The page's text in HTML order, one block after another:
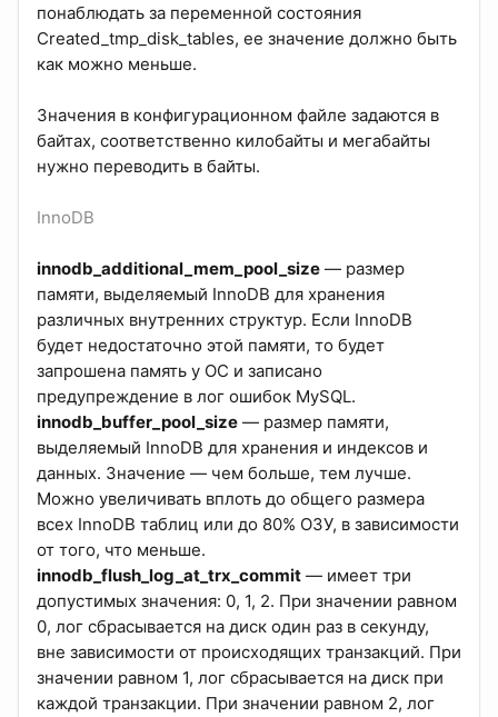
понаблюдать за переменной состояния
Created_tmp_disk_tables, ее значение должно быть
как можно меньше.
Значения в конфигурационном файле задаются в
байтах, соответственно килобайты и мегабайты
нужно переводить в байты.
InnoDB
innodb_additional_mem_pool_size — размер
памяти, выделяемый InnoDB для хранения
различных внутренних структур. Если InnoDB
будет недостаточно этой памяти, то будет
запрошена память у ОС и записано
предупреждение в лог ошибок MySQL.
innodb_buffer_pool_size — размер памяти,
выделяемый InnoDB для хранения и индексов и
данных. Значение — чем больше, тем лучше.
Можно увеличивать вплоть до общего размера
всех InnoDB таблиц или до 80% ОЗУ, в зависимости
от того, что меньше.
innodb_flush_log_at_trx_commit — имеет три
допустимых значения: 0, 1, 2. При значении равном
0, лог сбрасывается на диск один раз в секунду,
вне зависимости от происходящих транзакций. При
значении равном 1, лог сбрасывается на диск при
каждой транзакции. При значении равном 2, лог